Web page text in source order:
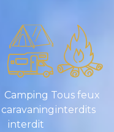
Camping
caravaning
interdit
Tous feux
interdits